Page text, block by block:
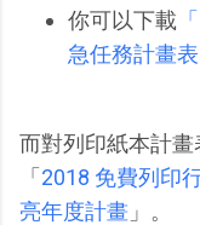
你可以下載
急任務計畫
而對列印紙本計畫
「2018 免費列印
亮年度計畫 」。